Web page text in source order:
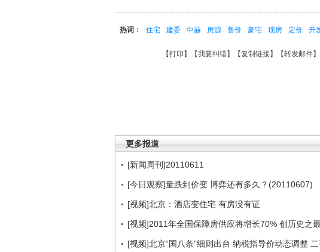
热词： 住宅 建委 中赫 房源 售价 豪宅 现房 定价 开
【打印 】【我要纠错】【复制链接】【转发邮件
更多报道
[新闻周刊]20110611
[今日观察]量跌到价变 博弈还有多久？(20110607)
[视频]北京：酒店变住宅 有房没有证
[视频]2011年全国保障房供应将增长70% 创历史之
[视频]北京“国八条”细则出台 纳税指导价动态调整